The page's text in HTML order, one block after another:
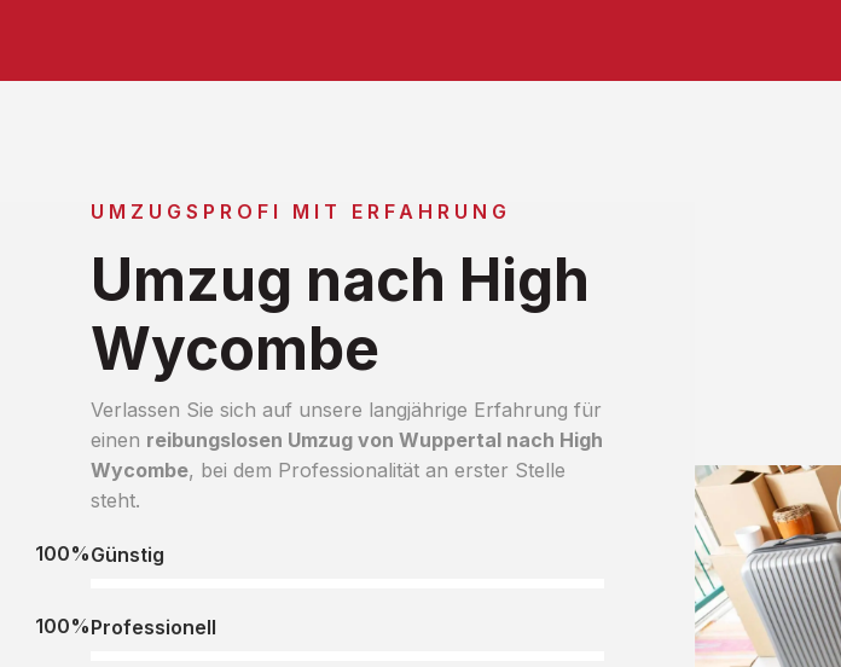
UMZUGSPROFI MIT ERFAHRUNG
Umzug nach High
Wycombe
Verlassen Sie sich auf unsere langjährige Erfahrung für
einen reibungslosen Umzug von Wuppertal nach High
Wycombe, bei dem Professionalität an erster Stelle
steht.
Günstig
100%
Professionell
100%